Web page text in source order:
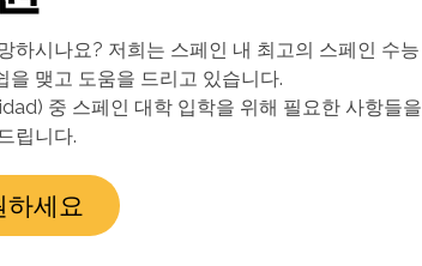
하시나요? 저희는 스페인 내 최고의 스페인 수능
을 맺고 도움을 드리고 있습니다.
중 스페인 대학 입학을 위해 필요한 사항들을
립니다.
하세요